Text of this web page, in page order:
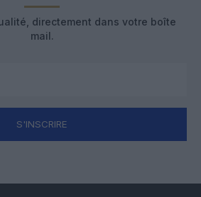
directement dans votre boîte
mail.
S'INSCRIRE